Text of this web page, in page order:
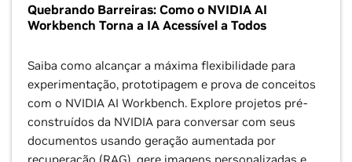
Quebrando Barreiras: Como o NVIDIA AI
Workbench Torna a IA Acessível a Todos
Saiba como alcançar a máxima flexibilidade para
experimentação, prototipagem e prova de conceitos
com o NVIDIA AI Workbench. Explore projetos pré-
construídos da NVIDIA para conversar com seus
documentos usando geração aumentada por